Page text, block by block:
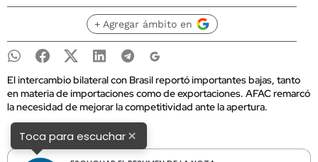
+ Agregar ámbito en
El intercambio bilateral con Brasil reportó importantes bajas, tanto
en materia de importaciones como de exportaciones. AFAC remarcó
la necesidad de mejorar la competitividad ante la apertura.
Toca para escuchar×